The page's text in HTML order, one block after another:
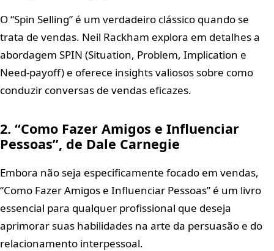
O “Spin Selling” é um verdadeiro clássico quando se
trata de vendas. Neil Rackham explora em detalhes a
abordagem SPIN (Situation, Problem, Implication e
Need-payoff) e oferece insights valiosos sobre como
conduzir conversas de vendas eficazes.
2. “Como Fazer Amigos e Influenciar
Pessoas”, de Dale Carnegie
Embora não seja especificamente focado em vendas,
“Como Fazer Amigos e Influenciar Pessoas” é um livro
essencial para qualquer profissional que deseja
aprimorar suas habilidades na arte da persuasão e do
relacionamento interpessoal.